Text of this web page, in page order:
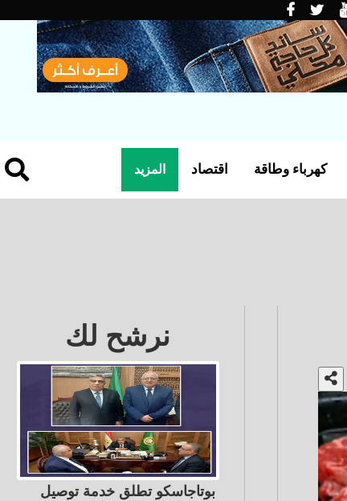
المزيد اقتصاد كهرباء وطاقة
نرشح لك
بوتاجاسكو تطلق خدمة توصيل